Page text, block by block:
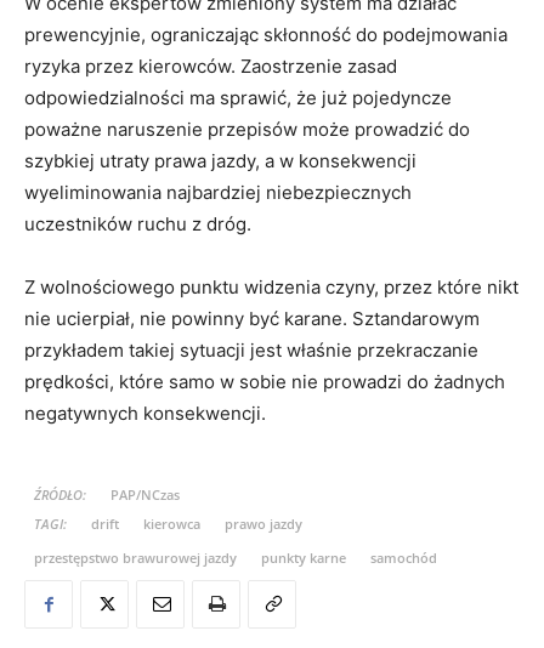
prewencyjnie, ograniczając skłonność do podejmowania
ryzyka przez kierowców. Zaostrzenie zasad
odpowiedzialności ma sprawić, że już pojedyncze
poważne naruszenie przepisów może prowadzić do
szybkiej utraty prawa jazdy, a w konsekwencji
wyeliminowania najbardziej niebezpiecznych
uczestników ruchu z dróg.
Z wolnościowego punktu widzenia czyny, przez które nikt
nie ucierpiał, nie powinny być karane. Sztandarowym
przykładem takiej sytuacji jest właśnie przekraczanie
prędkości, które samo w sobie nie prowadzi do żadnych
negatywnych konsekwencji.
ŹRÓDŁO:
PAP/NCzas
TAGI:
drift kierowca
prawo jazdy
przestępstwo brawurowej jazdy
punkty karne samochód